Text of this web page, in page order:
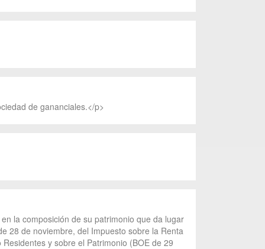
de gananciales.</p>
la composición de su patrimonio que da lugar
28 de noviembre, del Impuesto sobre la Renta
y sobre el Patrimonio (BOE de 29